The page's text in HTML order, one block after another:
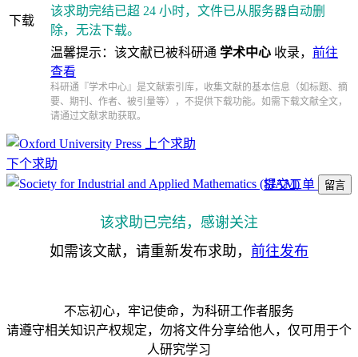
下载
该求助完结已超 24 小时，文件已从服务器自动删
除，无法下载。
温馨提示：该文献已被科研通 学术中心 收录， 前往
查看
科研通『学术中心』是文献索引库，收集文献的基本信息（如标题、摘
要、期刊、作者、被引量等），不提供下载功能。如需下载文献全文，
请通过文献求助获取。
上个求助
下个求助
提交工单
留言
该求助已完结，感谢关注
如需该文献，请重新发布求助， 前往发布
不忘初心，牢记使命，为科研工作者服务
请遵守相关知识产权规定，勿将文件分享给他人，仅可用于个
人研究学习